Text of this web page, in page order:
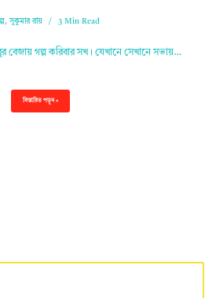
,সুকুমার রায় 3 Min Read
বেজায় গল্প করিবার সখ। যেখানে সেখানে সভায়…
বিস্তারিত পড়ুন »